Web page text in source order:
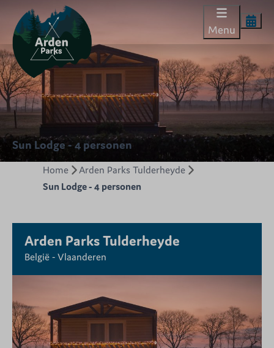
Menu
Sun Lodge - 4 personen
Home
Arden Parks Tulderheyde
Sun Lodge - 4 personen
Arden Parks Tulderheyde
België - Vlaanderen